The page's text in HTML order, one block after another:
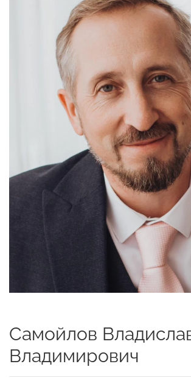
Самойлов
Владимирович